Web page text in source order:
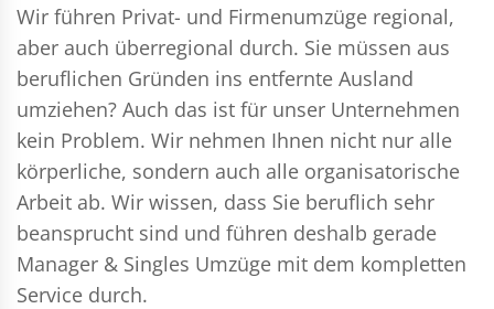
Wir führen Privat- und Firmenumzüge regional,
aber auch überregional durch. Sie müssen aus
beruflichen Gründen ins entfernte Ausland
umziehen? Auch das ist für unser Unternehmen
kein Problem. Wir nehmen Ihnen nicht nur alle
körperliche, sondern auch alle organisatorische
Arbeit ab. Wir wissen, dass Sie beruflich sehr
beansprucht sind und führen deshalb gerade
Manager & Singles Umzüge mit dem kompletten
Service durch.